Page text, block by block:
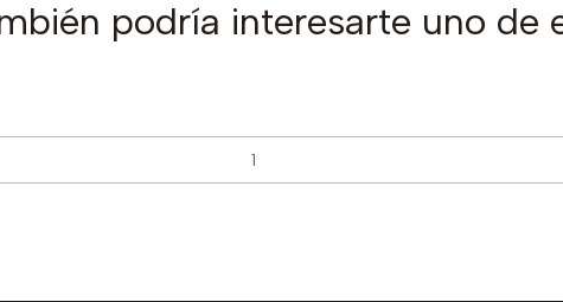
podría interesarte uno de